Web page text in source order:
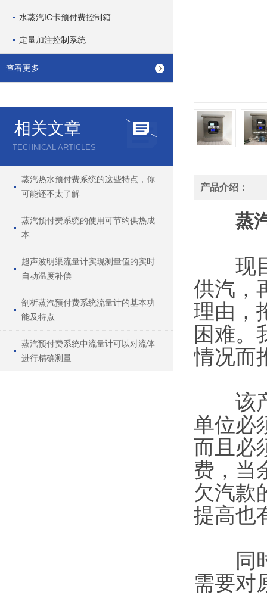
水蒸汽IC卡预付费控制箱
定量加注控制系统
查看更多
相关文章
TECHNICAL ARTICLES
蒸汽热水预付费系统的这些特点，你
可能还不太了解
蒸汽预付费系统的使用可节约供热成
本
超声波明渠流量计实现测量值的实时
自动温度补偿
剖析蒸汽预付费系统流量计的基本功
能及特点
蒸汽预付费系统中流量计可以对流体
进行精确测量
产品介绍：
蒸
现目
供汽，
理由，
困难。
情况而
该产
单位必
而且必
费，当
欠汽款
提高也
同时
需要对